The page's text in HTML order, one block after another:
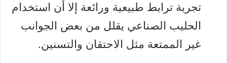
تجربة ترابط طبيعية ورائعة إلا أن استخدام
الحليب الصناعي يقلل من بعض الجوانب
غير الممتعة مثل الاحتقان والتسنين.